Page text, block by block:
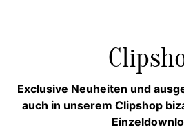
Exclusive Neuheiten und
auch in unserem Clipshop